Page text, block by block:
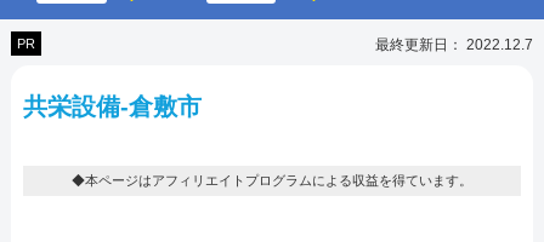
PR 最終更新日： 2022.12.7
共栄設備-倉敷市
◆本ページはアフィリエイトプログラムによる収益を得ています。